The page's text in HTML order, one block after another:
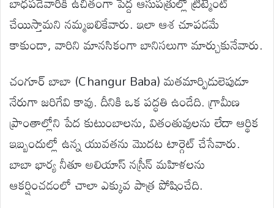
చేయిస్తామని నమ్మబలికేవారు. ఇలా ఆశ చూపడమే
కాకుండా, వారిని మానసికంగా బానిసలుగా మార్చుకునేవారు.
చంగూర్ బాబా (Changur Baba) మతమార్పిడులెపుడూ
నేరుగా జరిగేవి కావు. దీనికి ఒక పద్ధతి ఉండేది. గ్రామీణ
ప్రాంతాల్లోని పేద కుటుంబాలను, వితంతువులను లేదా ఆర్థిక
ఇబ్బందుల్లో ఉన్న యువతను మొదట టార్గెట్ చేసేవారు.
బాబా భార్య నీతూ అలియాస్ నస్రీన్ మహిళలను
ఆకర్షించడంలో చాలా ఎక్కువ పాత్ర పోషించేది.